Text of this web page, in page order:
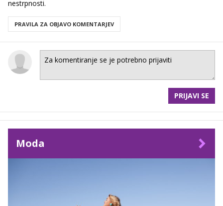
nestrpnosti.
PRAVILA ZA OBJAVO KOMENTARJEV
PRIJAVI SE
Moda